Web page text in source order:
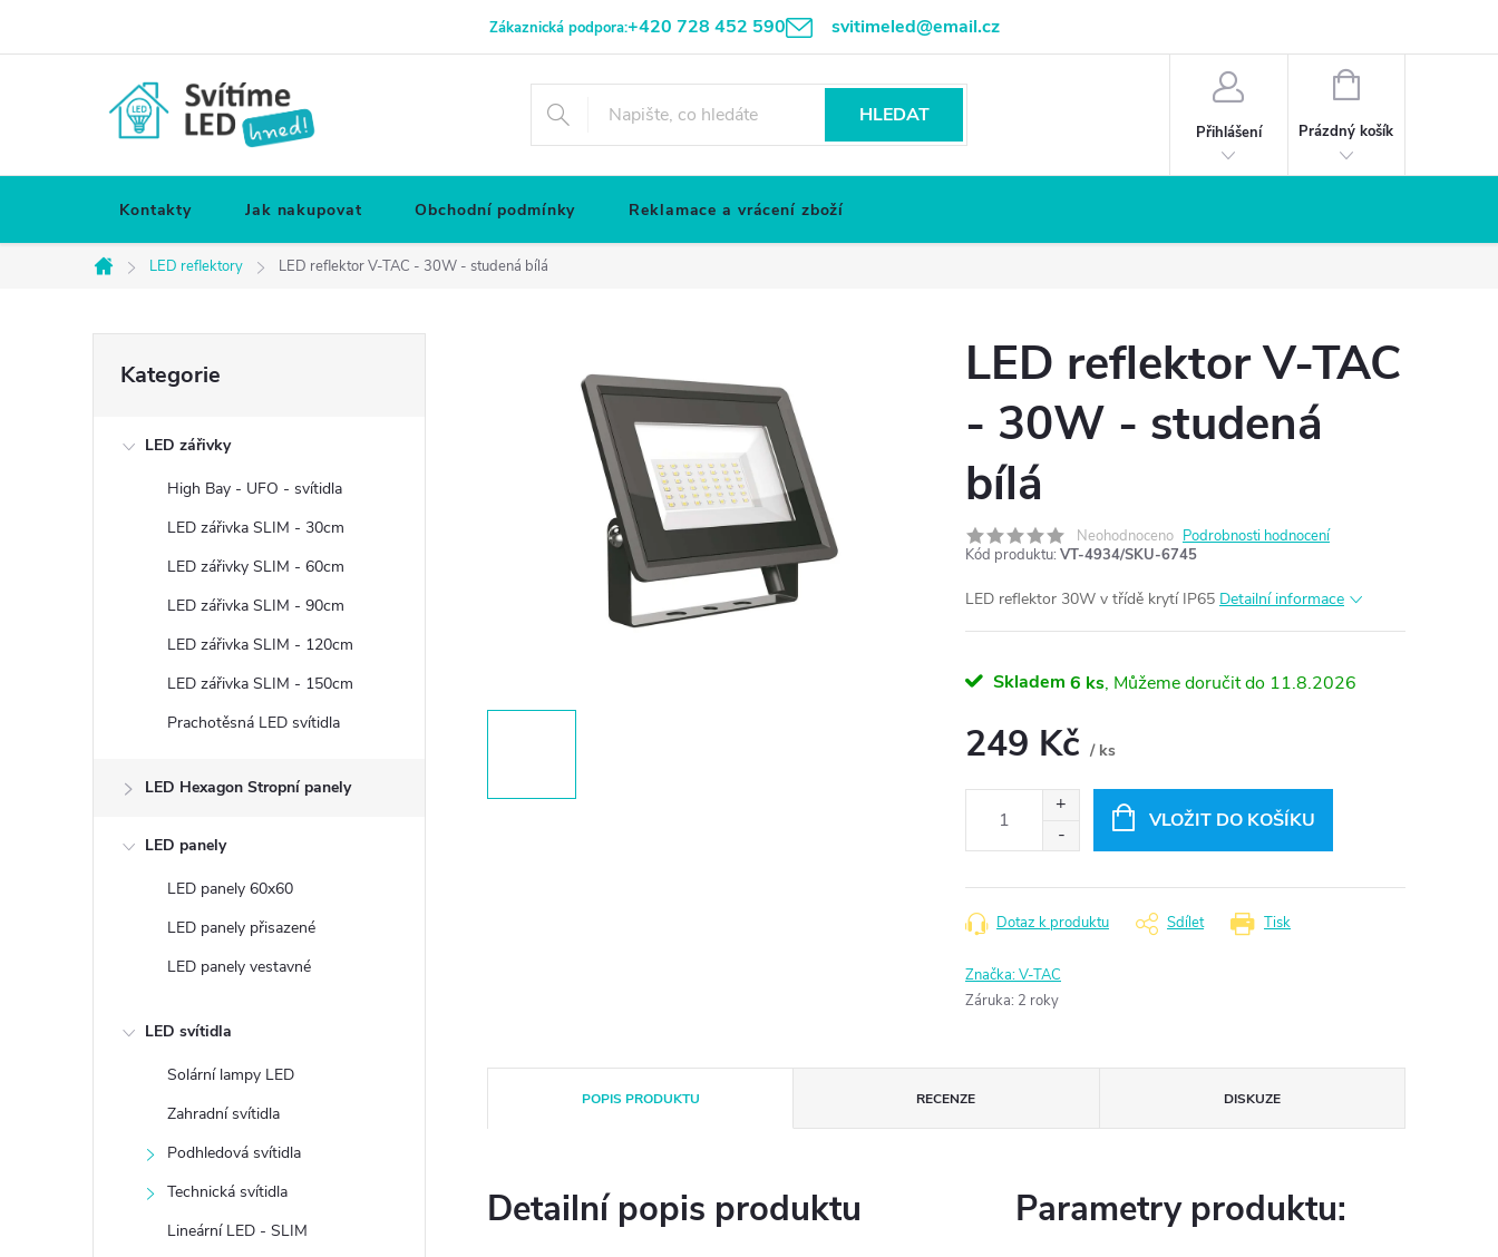
Zákaznická podpora:+420 728 452 590 svitimeled@email.cz
HLEDAT
Přihlášení
NÁKUPNÍ
Prázdný košík
Kontakty Jak nakupovat Obchodní podmínky Reklamace a vrácení zboží
Domů
LED reflektory LED reflektor V-TAC - 30W - studená bílá
kategorie
Kategorie
LED zářivky
High Bay - UFO - svítidla
LED zářivka SLIM - 30cm
LED zářivky SLIM - 60cm
LED zářivka SLIM - 90cm
LED zářivka SLIM - 120cm
LED zářivka SLIM - 150cm
Prachotěsná LED svítidla
LED Hexagon Stropní panely
LED panely
LED panely 60x60
LED panely přisazené
LED panely vestavné
LED svítidla
Solární lampy LED
Zahradní svítidla
Podhledová svítidla
Technická svítidla
Lineární LED - SLIM
LED reflektor V-TAC
- 30W - studená
bílá
Neohodnoceno Podrobnosti hodnocení
Kód produktu: VT-4934/SKU-6745
LED reflektor 30W v třídě krytí IP65 Detailní informace
Skladem 6 ks 11.8.2026
249 Kč / ks
VLOŽIT DO KOŠÍKU
Tisk
Dotaz k produktu Sdílet
Značka:V-TAC
Záruka: 2 roky
POPIS PRODUKTU RECENZE DISKUZE
Detailní popis produktu Parametry produktu: